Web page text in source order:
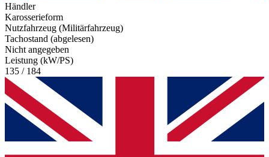
Händler
Karosserieform
Nutzfahrzeug (Militärfahrzeug)
Tachostand (abgelesen)
Nicht angegeben
Leistung (kW/PS)
135 / 184